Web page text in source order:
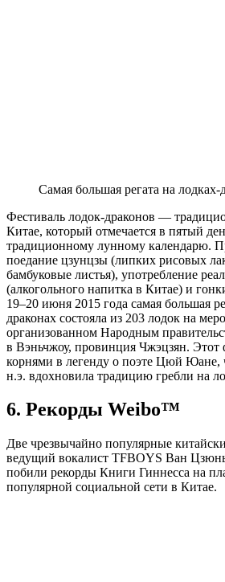
Самая большая регата на лодках-
Фестиваль лодок-драконов —
Китае, который отмечается в пятый
традиционному лунному календарю.
поедание цзунцзы (липких рисовых
бамбуковые листья), употребление
(алкогольного напитка в Китае) и
19–20 июня 2015 года самая большая
драконах состояла из 203 лодок на
организованном Народным
в Вэньчжоу, провинция Чжэцзян. Этот
корнями в легенду о поэте Цюй Юане,
н.э. вдохновила традицию гребли на
6. Рекорды Weibo™
Две чрезвычайно популярные
ведущий вокалист TFBOYS Ван
побили рекорды Книги Гиннесса на
популярной социальной сети в Китае.